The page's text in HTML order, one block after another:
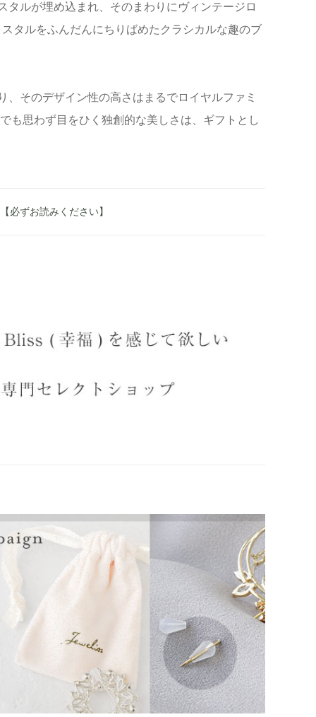
ルが埋め込まれ、そのまわりにヴィンテージロ
タルをふんだんにちりばめたクラシカルな趣のブ
そのデザイン性の高さはまるでロイヤルファミ
も思わず目をひく独創的な美しさは、ギフトとし
必ずお読みください】